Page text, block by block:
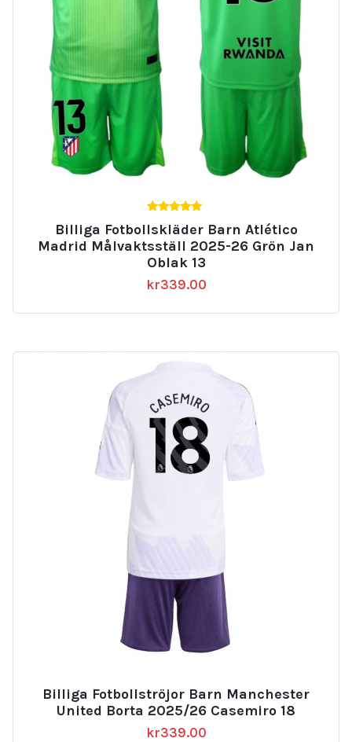
av 5
Billiga Fotbollskläder Barn Atlético
Madrid Målvaktsställ 2025-26 Grön Jan
Oblak 13
kr339.00
Billiga Fotbollströjor Barn Manchester
United Borta 2025/26 Casemiro 18
kr339.00